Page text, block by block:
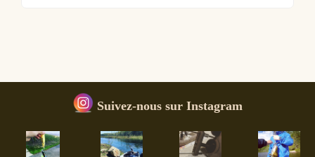
Suivez-nous sur Instagram